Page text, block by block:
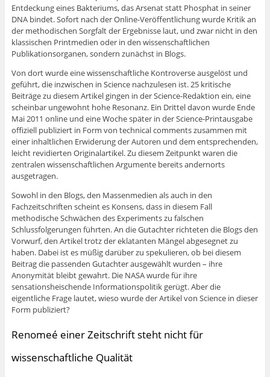
Entdeckung eines Bakteriums, das Arsenat statt Phosphat in seiner
DNA bindet. Sofort nach der Online-Veröffentlichung wurde Kritik an
der methodischen Sorgfalt der Ergebnisse laut, und zwar nicht in den
klassischen Printmedien oder in den wissenschaftlichen
Publikationsorganen, sondern zunächst in Blogs.
Von dort wurde eine wissenschaftliche Kontroverse ausgelöst und
geführt, die inzwischen in Science nachzulesen ist. 25 kritische
Beiträge zu diesem Artikel gingen in der Science-Redaktion ein, eine
scheinbar ungewohnt hohe Resonanz. Ein Drittel davon wurde Ende
Mai 2011 online und eine Woche später in der Science-Printausgabe
offiziell publiziert in Form von technical comments zusammen mit
einer inhaltlichen Erwiderung der Autoren und dem entsprechenden,
leicht revidierten Originalartikel. Zu diesem Zeitpunkt waren die
zentralen wissenschaftlichen Argumente bereits andernorts
ausgetragen.
Sowohl in den Blogs, den Massenmedien als auch in den
Fachzeitschriften scheint es Konsens, dass in diesem Fall
methodische Schwächen des Experiments zu falschen
Schlussfolgerungen führten. An die Gutachter richteten die Blogs den
Vorwurf, den Artikel trotz der eklatanten Mängel abgesegnet zu
haben. Dabei ist es müßig darüber zu spekulieren, ob bei diesem
Beitrag die passenden Gutachter ausgewählt wurden – ihre
Anonymität bleibt gewahrt. Die NASA wurde für ihre
sensationsheischende Informationspolitik gerügt. Aber die
eigentliche Frage lautet, wieso wurde der Artikel von Science in dieser
Form publiziert?
Renomeé einer Zeitschrift steht nicht für
wissenschaftliche Qualität